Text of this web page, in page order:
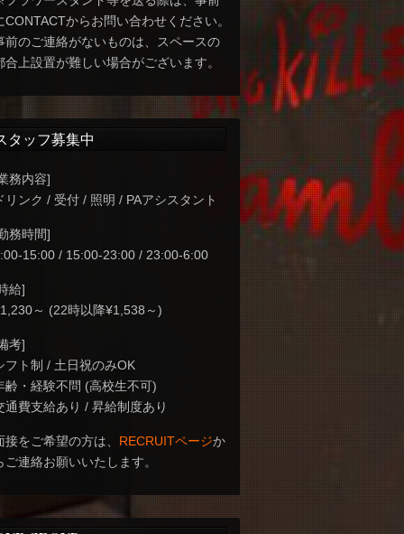
CONTACTからお問い合わせください。
前のご連絡がないものは、スペースの
合上設置が難しい場合がございます。
タッフ募集中
務内容]
リンク / 受付 / 照明 / PAアシスタント
務時間]
15:00 / 15:00-23:00 / 23:00-6:00
給]
～ (22時以降¥1,538～)
考]
フト制 / 土日祝のみOK
齢・経験不問 (高校生不可)
通費支給あり / 昇給制度あり
接をご希望の方は、 RECRUITページか
ご連絡お願いいたします。